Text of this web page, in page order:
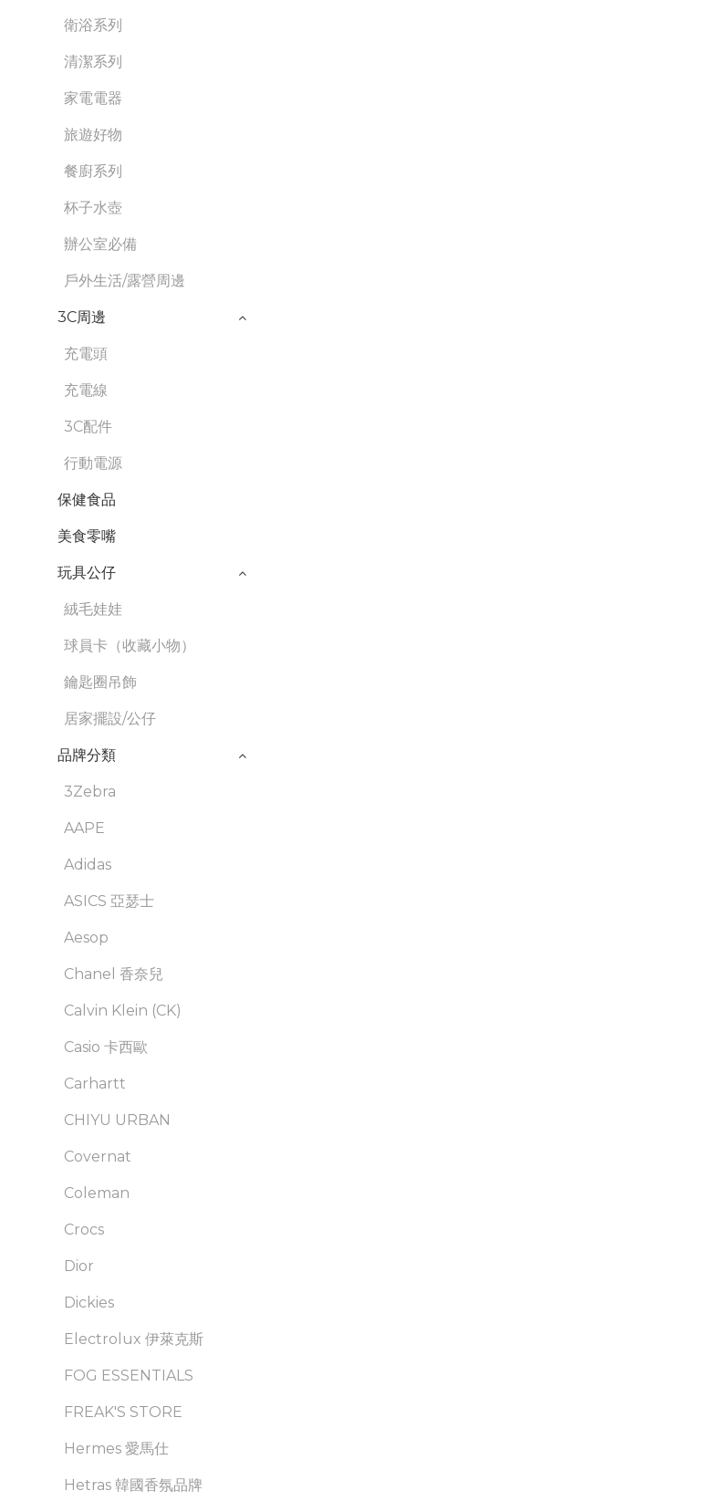
衛浴系列
清潔系列
家電電器
旅遊好物
餐廚系列
杯子水壺
辦公室必備
戶外生活/露營周邊
3C周邊
充電頭
充電線
3C配件
行動電源
保健食品
美食零嘴
玩具公仔
絨毛娃娃
球員卡（收藏小物）
鑰匙圈吊飾
居家擺設/公仔
品牌分類
3Zebra
AAPE
Adidas
ASICS 亞瑟士
Aesop
Chanel 香奈兒
Calvin Klein (CK)
Casio 卡西歐
Carhartt
CHIYU URBAN
Covernat
Coleman
Crocs
Dior
Dickies
Electrolux 伊萊克斯
FOG ESSENTIALS
FREAK'S STORE
Hermes 愛馬仕
Hetras 韓國香氛品牌